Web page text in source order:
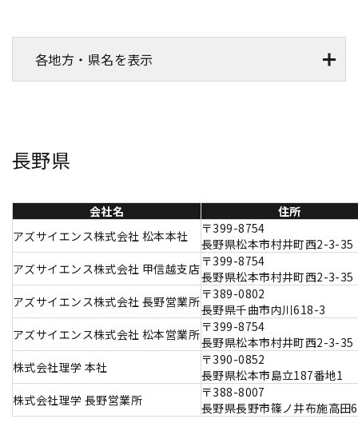
各地方・県名を表示
長野県
会社名
住所
アズサイエンス株式会社 松本本社
〒399-8754
長野県松本市村井町西2-3-35
アズサイエンス株式会社 甲信越支店 〒399-8754
長野県松本市村井町西2-3-35
アズサイエンス株式会社 長野営業所 〒389-0802
長野県千曲市内川618-3
アズサイエンス株式会社 松本営業所 〒399-8754
長野県松本市村井町西2-3-35
株式会社理学 本社
〒390-0852
長野県松本市島立187番地1
株式会社理学 長野営業所
〒388-8007
長野県長野市篠ノ井布施高田